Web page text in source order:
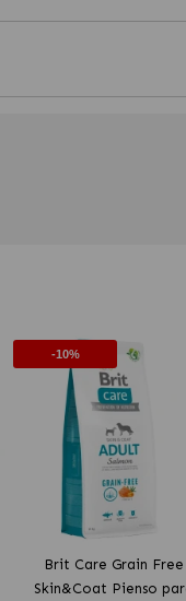
-10%
Brit Care Grain Free
Skin&Coat Pienso